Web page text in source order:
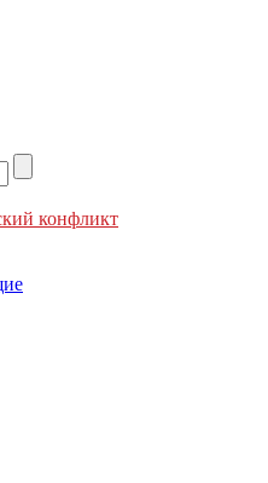
конфликт